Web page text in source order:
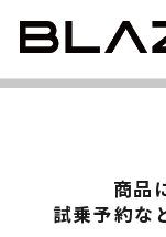
電動
商品
試乗予約な